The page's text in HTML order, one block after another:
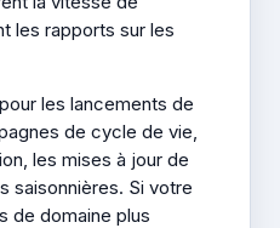
les rapports sur les
les lancements de
de cycle de vie,
les mises à jour de
saisonnières. Si votre
de domaine plus